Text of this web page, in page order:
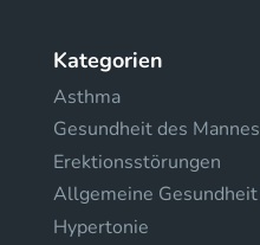
Kategorien
Asthma
Gesundheit des Mannes
Erektionsstörungen
Allgemeine Gesundheit
Hypertonie